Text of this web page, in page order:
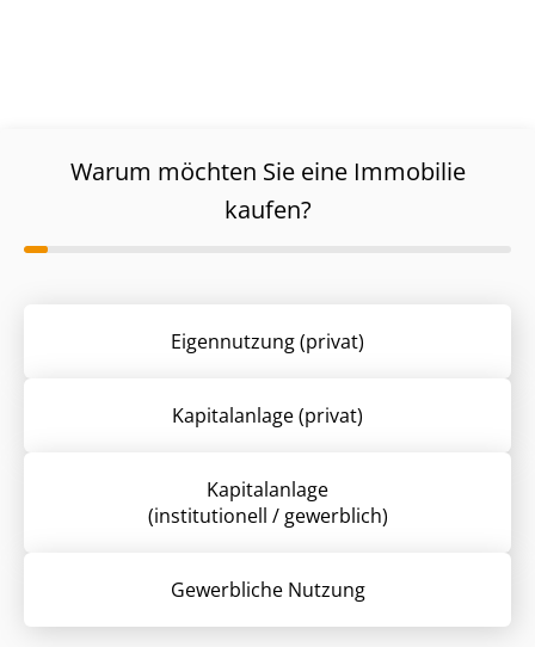
Warum möchten Sie eine Immobilie
kaufen?
Eigennutzung (privat)
Kapitalanlage (privat)
Kapitalanlage
(institutionell / gewerblich)
Gewerbliche Nutzung